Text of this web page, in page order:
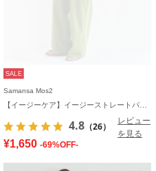
SALE
Samansa Mos2
4.8 （26）
レビュー
を見る
¥1,650 -69%OFF-